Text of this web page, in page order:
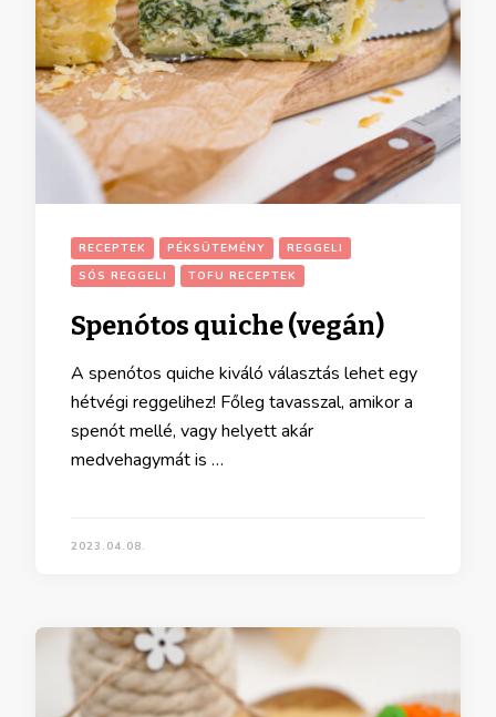
RECEPTEK PÉKSÜTEMÉNY
REGGELI
SÓS REGGELI
TOFU RECEPTEK
Spenótos quiche (vegán)
A spenótos quiche kiváló választás lehet egy
hétvégi reggelihez! Főleg tavasszal, amikor a
spenót mellé, vagy helyett akár
medvehagymát is …
2023.04.08.